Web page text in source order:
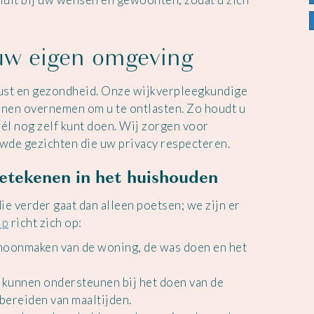
eigen omgeving
en gezondheid. Onze wijkverpleegkundige
overnemen om u te ontlasten. Zo houdt u
nog zelf kunt doen. Wij zorgen voor
gezichten die uw privacy respecteren.
in het huishouden
verder gaat dan alleen poetsen; we zijn er
richt zich op:
van de woning, de was doen en het
ondersteunen bij het doen van de
van maaltijden.